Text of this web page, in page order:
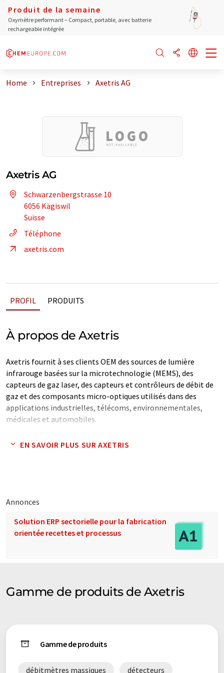
Produit de la semaine
Oxymètre performant – Compact, portable, avec batterie
rechargeable intégrée
Home Entreprises Axetris AG
Axetris AG
Schwarzenbergstrasse 10
6056 Kägiswil
Suisse
Téléphone
axetris.com
PROFIL PRODUITS
À propos de Axetris
Axetris fournit à ses clients OEM des sources de lumière
infrarouge basées sur la microtechnologie (MEMS), des
capteurs de gaz laser, des capteurs et contrôleurs de débit de
gaz et des composants micro-optiques utilisés dans des
applications industrielles, télécoms, environnementales,
médicales et automobiles.
Nos équipes d'ingénierie et de fabrication pluridisciplinaires
fonderie MEMS de plaquettes de 6 à 8 pouces pour ses propres
produits et la fabrication en sous-traitance pour des clients
Note: Cet article a été traduit à l'aide d'un système
informatique sans intervention humaine. LUMITOS propose
EN SAVOIR PLUS SUR AXETRIS
Annonces
Solution ERP sectorielle pour la fabrication
orientée recettes et processus
Gamme de produits de Axetris
Gamme de produits
débitmètres massiques détecteurs